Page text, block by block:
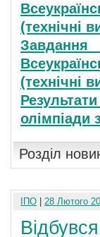
(технічні
(технічні
олімпіади
Розділ
ІПО 28 Лютого